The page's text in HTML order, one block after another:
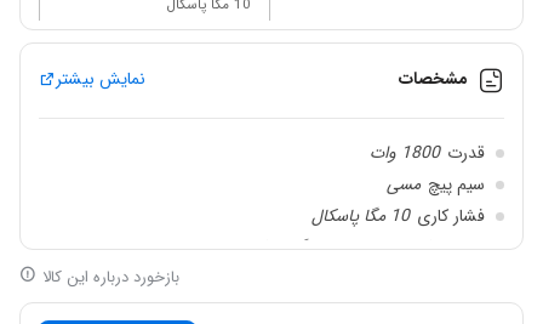
10 مگا پاسکال
حداکثر فشار خروجی
6 لیتر در دقیقه
حداکثر فشار آب ورودی
سیم پیچ
مشخصات نمایش بیشتر
قدرت 1800 وات
سیم پیچ مسی
فشار کاری 10 مگا پاسکال
حداکثر فشار خروجی 14 مگا پاسکال
بازخورد درباره این کالا